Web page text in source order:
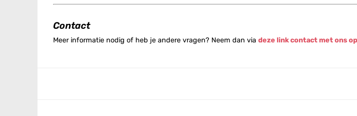
Contact
Meer informatie nodig of heb je andere vragen? Neem dan via deze link contact met ons